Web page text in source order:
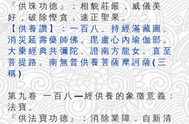
『供珠功德』：相貌莊嚴，威儀美
好，破除慳貪，速正聖果。
【供養讚】：一百八。持經滿藏圖。
消災延壽藥師佛。毘盧心內瑜伽部。
大乗經典共彌陀。證南方龍女。直至
菩提路。南無普供養菩薩摩訶薩(三
稱)
第九卷 一百八—經供養的象徵意義：
法寶。
『供法寶功德』：消除業障，自新清